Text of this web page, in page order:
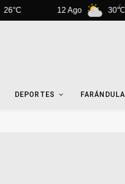
12 Ago 30°C
DEPORTES FARÁNDULA